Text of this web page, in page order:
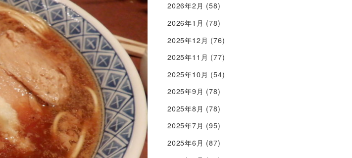
2026年2月 (58)
2026年1月 (78)
2025年12月 (76)
2025年11月 (77)
2025年10月 (54)
2025年9月 (78)
2025年8月 (78)
2025年7月 (95)
2025年6月 (87)